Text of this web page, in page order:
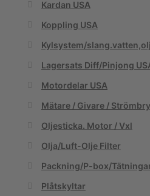
Kardan USA
Koppling USA
Kylsystem/
Lagersats Diff/Pinjong
Motordelar USA
Mätare / Givare /
Oljesticka. Motor / Vxl
Olja/Luft-Olje Filter
Packning/P-box/
Plåtskyltar